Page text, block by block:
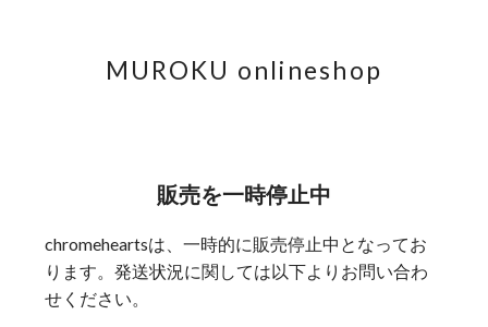
MUROKU onlineshop
販売を一時停止中
chromeheartsは、一時的に販売停止中となってお
ります。発送状況に関しては以下よりお問い合わ
せください。